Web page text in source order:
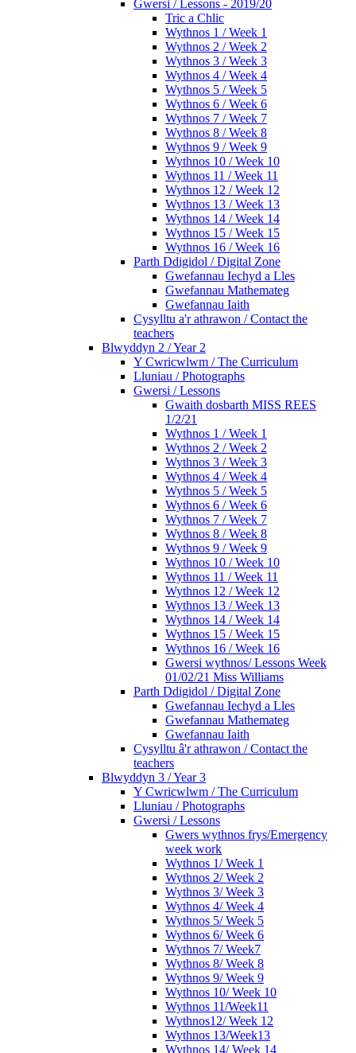
Gwersi / Lessons - 2019/20
Tric a Chlic
Wythnos 1 / Week 1
Wythnos 2 / Week 2
Wythnos 3 / Week 3
Wythnos 4 / Week 4
Wythnos 5 / Week 5
Wythnos 6 / Week 6
Wythnos 7 / Week 7
Wythnos 8 / Week 8
Wythnos 9 / Week 9
Wythnos 10 / Week 10
Wythnos 11 / Week 11
Wythnos 12 / Week 12
Wythnos 13 / Week 13
Wythnos 14 / Week 14
Wythnos 15 / Week 15
Wythnos 16 / Week 16
Parth Ddigidol / Digital Zone
Gwefannau Iechyd a Lles
Gwefannau Mathemateg
Gwefannau Iaith
Cysylltu a'r athrawon / Contact the
teachers
Blwyddyn 2 / Year 2
Y Cwricwlwm / The Curriculum
Lluniau / Photographs
Gwersi / Lessons
Gwaith dosbarth MISS REES
1/2/21
Wythnos 1 / Week 1
Wythnos 2 / Week 2
Wythnos 3 / Week 3
Wythnos 4 / Week 4
Wythnos 5 / Week 5
Wythnos 6 / Week 6
Wythnos 7 / Week 7
Wythnos 8 / Week 8
Wythnos 9 / Week 9
Wythnos 10 / Week 10
Wythnos 11 / Week 11
Wythnos 12 / Week 12
Wythnos 13 / Week 13
Wythnos 14 / Week 14
Wythnos 15 / Week 15
Wythnos 16 / Week 16
Gwersi wythnos/ Lessons Week
01/02/21 Miss Williams
Parth Ddigidol / Digital Zone
Gwefannau Iechyd a Lles
Gwefannau Mathemateg
Gwefannau Iaith
Cysylltu â'r athrawon / Contact the
teachers
Blwyddyn 3 / Year 3
Y Cwricwlwm / The Curriculum
Lluniau / Photographs
Gwersi / Lessons
Gwers wythnos frys/Emergency
week work
Wythnos 1/ Week 1
Wythnos 2/ Week 2
Wythnos 3/ Week 3
Wythnos 4/ Week 4
Wythnos 5/ Week 5
Wythnos 6/ Week 6
Wythnos 7/ Week7
Wythnos 8/ Week 8
Wythnos 9/ Week 9
Wythnos 10/ Week 10
Wythnos 11/Week11
Wythnos12/ Week 12
Wythnos 13/Week13
Wythnos 14/ Week 14